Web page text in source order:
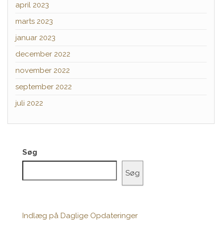
april 2023
marts 2023
januar 2023
december 2022
november 2022
september 2022
juli 2022
Søg
Søg
Indlæg på Daglige Opdateringer